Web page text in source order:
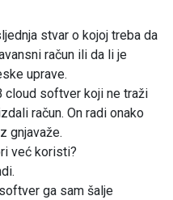
stvar o kojoj treba da
račun ili da li je
uprave.
cloud softver koji ne traži
račun. On radi onako
gnjavaže.
već koristi?
ga sam šalje